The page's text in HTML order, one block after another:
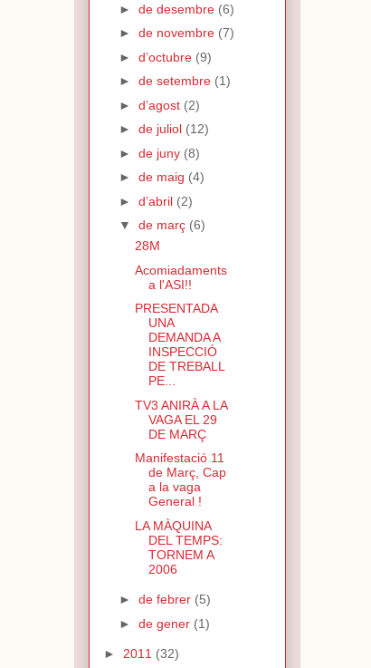
► de desembre (6)
► de novembre (7)
► d’octubre (9)
► de setembre (1)
► d’agost (2)
► de juliol (12)
► de juny (8)
► de maig (4)
► d’abril (2)
▼ de març (6)
28M
Acomiadaments
a l'ASI!!
PRESENTADA
UNA
DEMANDA A
INSPECCIÓ
DE TREBALL
PE...
TV3 ANIRÀ A LA
VAGA EL 29
DE MARÇ
Manifestació 11
de Març, Cap
a la vaga
General !
LA MÀQUINA
DEL TEMPS:
TORNEM A
2006
► de febrer (5)
► de gener (1)
► 2011 (32)